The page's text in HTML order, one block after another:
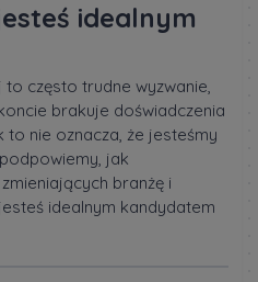
idealnym
często trudne wyzwanie,
brakuje doświadczenia
nie oznacza, że jesteśmy
jak
branżę i
idealnym kandydatem